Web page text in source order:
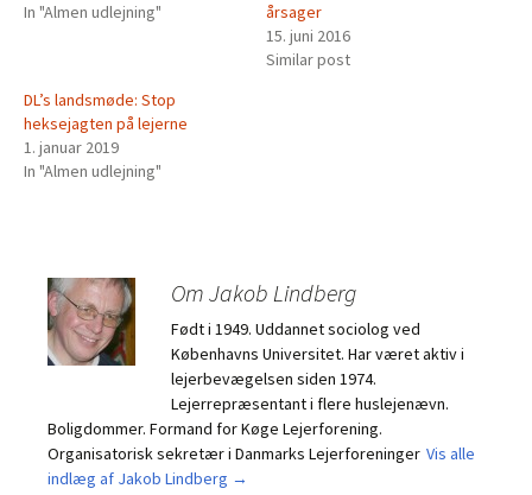
In "Almen udlejning"
årsager
15. juni 2016
Similar post
DL’s landsmøde: Stop
heksejagten på lejerne
1. januar 2019
In "Almen udlejning"
Om Jakob Lindberg
Født i 1949. Uddannet sociolog ved
Københavns Universitet. Har været aktiv i
lejerbevægelsen siden 1974.
Lejerrepræsentant i flere huslejenævn.
Boligdommer. Formand for Køge Lejerforening.
Organisatorisk sekretær i Danmarks Lejerforeninger Vis alle
indlæg af Jakob Lindberg →